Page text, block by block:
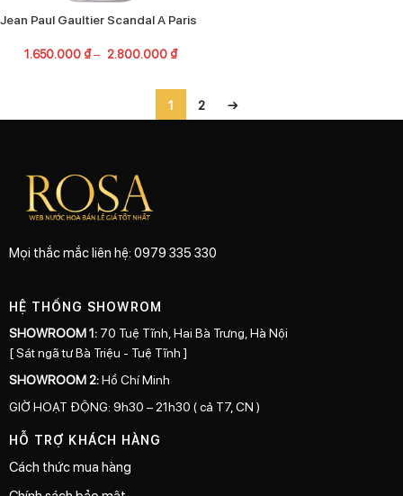
Jean Paul Gaultier Scandal A Paris
1.650.000 ₫– 2.800.000 ₫
1 2 →
Mọi thắc mắc liên hệ: 0979 335 330
HỆ THỐNG SHOWROM
SHOWROOM 1: 70 Tuệ Tĩnh, Hai Bà Trưng, Hà Nội
[ Sát ngã tư Bà Triệu - Tuệ Tĩnh ]
SHOWROOM 2:Hồ Chí Minh
GIỜ HOẠT ĐỘNG: 9h30 – 21h30 ( cả T7, CN )
HỖ TRỢ KHÁCH HÀNG
Cách thức mua hàng